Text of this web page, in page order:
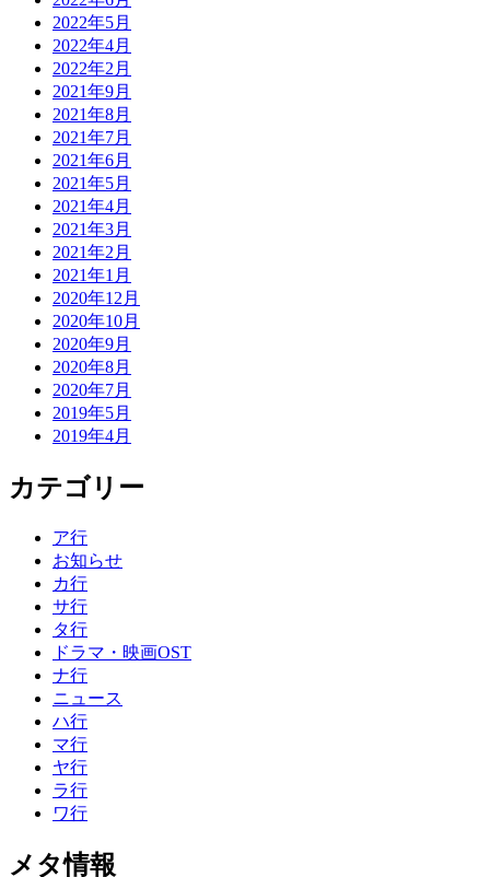
2022年5月
2022年4月
2022年2月
2021年9月
2021年8月
2021年7月
2021年6月
2021年5月
2021年4月
2021年3月
2021年2月
2021年1月
2020年12月
2020年10月
2020年9月
2020年8月
2020年7月
2019年5月
2019年4月
カテゴリー
ア行
お知らせ
カ行
サ行
タ行
ドラマ・映画OST
ナ行
ニュース
ハ行
マ行
ヤ行
ラ行
ワ行
メタ情報